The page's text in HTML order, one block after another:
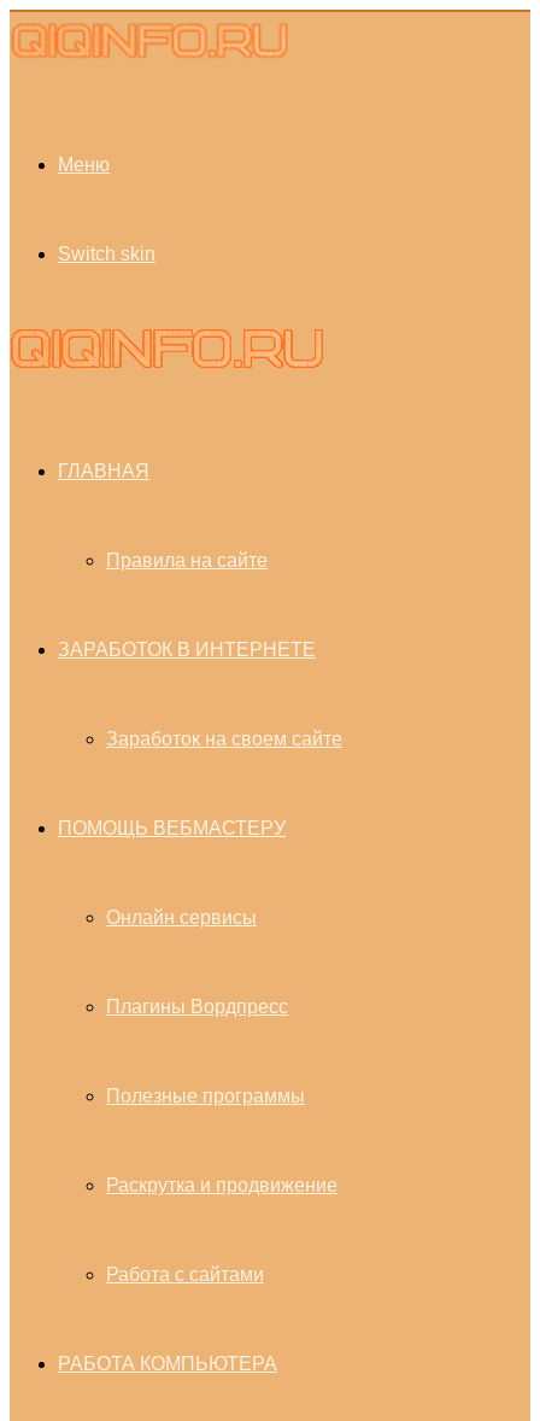
Меню
Switch skin
ГЛАВНАЯ
Правила на сайте
ЗАРАБОТОК В ИНТЕРНЕТЕ
Заработок на своем сайте
ПОМОЩЬ ВЕБМАСТЕРУ
Онлайн сервисы
Плагины Вордпресс
Полезные программы
Раскрутка и продвижение
Работа с сайтами
РАБОТА КОМПЬЮТЕРА